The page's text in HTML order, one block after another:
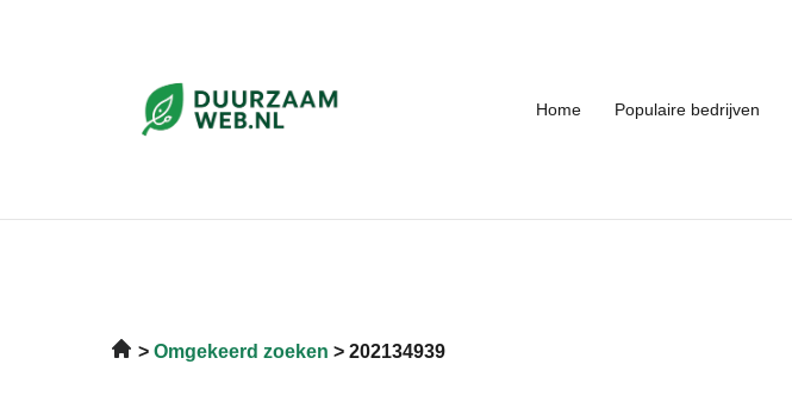
Home Populaire bedrijven
Omgekeerd zoeken 202134939